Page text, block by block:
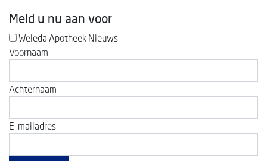
Meld u nu aan voor
Weleda Apotheek Nieuws
Voornaam
Achternaam
E-mailadres